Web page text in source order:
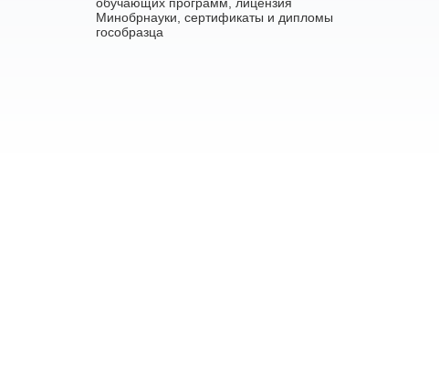
Минобрнауки, сертификаты и дипломы
гособразца